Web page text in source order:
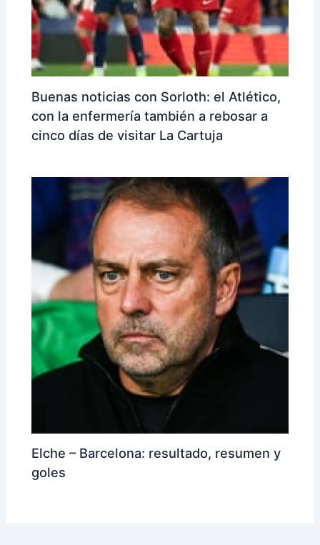
Buenas noticias con Sorloth: el Atlético,
con la enfermería también a rebosar a
cinco días de visitar La Cartuja
Elche – Barcelona: resultado, resumen y
goles